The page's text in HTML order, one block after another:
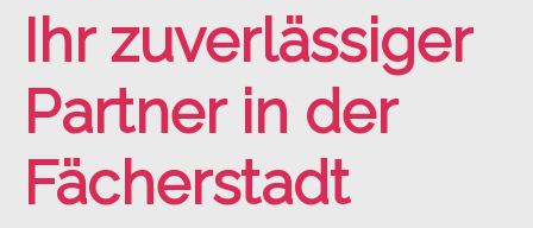
Ihr zuverlässiger
Partner in der
Fächerstadt